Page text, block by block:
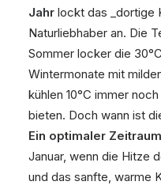
Jahr lockt das _dortige
Naturliebhaber an. Die
Sommer locker die
Wintermonate mit
kühlen 10°C immer
bieten. Doch wann ist
Ein optimaler Zeitraum
Januar, wenn die Hitze
und das sanfte, warme